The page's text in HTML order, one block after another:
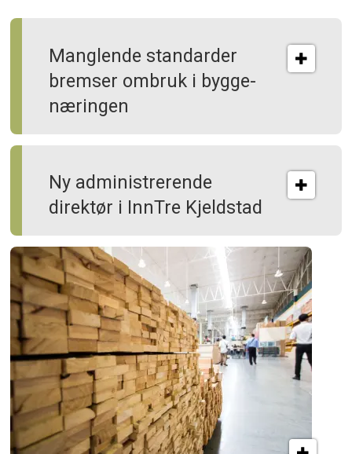
Manglende standarder
bremser ombruk i bygge­
næringen
Ny administrerende
direktør i InnTre Kjeldstad